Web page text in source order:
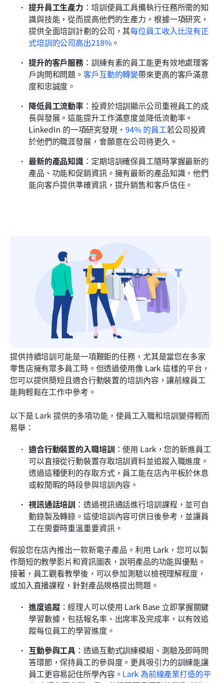
提升員工生產力 ：培訓使員工具備執行任務所需的知
識與技能，從而提高他們的生產力。根據一項研究，
提供全面培訓計劃的公司，其每位員工收入比沒有正
式培訓的公司高出218% 。
提升的客戶服務 ：訓練有素的員工能更有效地處理客
戶詢問和問題。客戶互動的轉變帶來更高的客戶滿意
度和忠誠度。
降低員工流動率 ：投資於培訓顯示公司重視員工的成
長與發展。這能提升工作滿意度並降低流動率。
LinkedIn 的一項研究發現， 94% 的員工若公司投資
於他們的職涯發展，會願意在公司待更久。
最新的產品知識 ：定期培訓確保員工隨時掌握最新的
產品、功能和促銷資訊。擁有最新的產品知識，他們
能向客戶提供準確資訊，提升銷售和客戶信任。
提供持續培訓可能是一項艱鉅的任務，尤其是當您在多家
零售店擁有眾多員工時。但透過使用像 Lark 這樣的平台，
您可以提供簡短且適合行動裝置的培訓內容，讓前線員工
能夠輕鬆在工作中參考。
以下是 Lark 提供的多項功能，使員工入職和培訓變得輕而
易舉：
適合行動裝置的入職培訓 ：使用 Lark，您的新進員工
可以直接從行動裝置存取培訓資料並追蹤入職進度。
透過這種便利的存取方式，員工能在店內平板於休息
或較閒暇的時段參與培訓內容。
視訊通話培訓 ：透過視訊通話進行培訓課程，並可自
動錄製及轉錄。這使培訓內容可供日後參考，並讓員
工在需要時重溫重要資訊。
假設您在店內推出一款新電子產品。利用 Lark，您可以製
作簡短的教學影片和資訊圖表，說明產品的功能與優點。
接著，員工觀看教學後，可以參加測驗以檢視理解程度，
或加入直播課程，針對產品規格提出問題。
進度追蹤：經理人可以使用 Lark Base 立即掌握關鍵
學習數據，包括報名率、出席率及完成率，以有效追
蹤每位員工的學習進度。
互動參與工具 ：透過互動式訓練模組、測驗及即時問
答環節，保持員工的參與度。更具吸引力的訓練能讓
員工更容易記住所學內容。 Lark 為前線產業打造的平